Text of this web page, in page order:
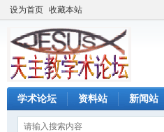
设为首页 收藏本站
学术论坛 资料站 新闻站